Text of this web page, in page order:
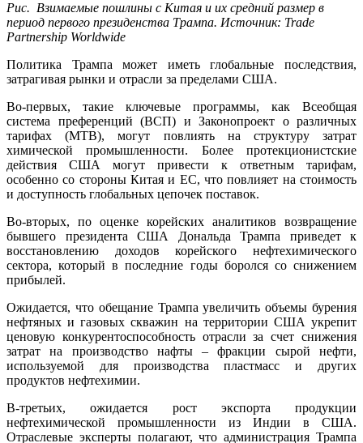
Рис. Взимаемые пошлины с Китая и их средний размер в
период первого президенства Трампа. Источник: Trade
Partnership Worldwide
Политика Трампа может иметь глобальные последствия,
затрагивая рынки и отрасли за пределами США.
Во-первых, такие ключевые программы, как Всеобщая
система преференций (ВСП) и Законопроект о различных
тарифах (MTB), могут повлиять на структуру затрат
химической промышленности. Более протекционистские
действия США могут привести к ответным тарифам,
особенно со стороны Китая и ЕС, что повлияет на стоимость
и доступность глобальных цепочек поставок.
Во-вторых, по оценке корейских аналитиков возвращение
бывшего президента США Дональда Трампа приведет к
восстановлению доходов корейского нефтехимического
сектора, который в последние годы боролся со снижением
прибылей.
Ожидается, что обещание Трампа увеличить объемы бурения
нефтяных и газовых скважин на территории США укрепит
ценовую конкурентоспособность отрасли за счет снижения
затрат на производство нафты – фракции сырой нефти,
используемой для производства пластмасс и других
продуктов нефтехимии.
В-третьих, ожидается рост экспорта продукции
нефтехимической промышленности из Индии в США.
Отраслевые эксперты полагают, что администрация Трампа